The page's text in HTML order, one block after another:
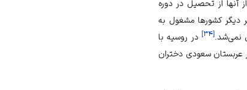
دختر در سال، از تحصیل باز می‌مانند که حدود ۳۵ میلیون نفر از آنها از تحصیل در دوره
دیگر کشورها مشغول به
[۳۴]در روسیه با
عربستان سعودی دختران